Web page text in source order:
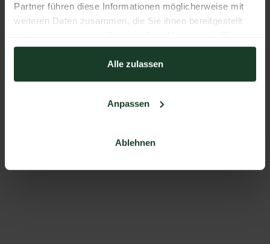
Partner führen diese Informationen möglicherweise mit
weiteren Daten zusammen, die Sie ihnen bereitgestellt
gesammelt haben.
Alle zulassen
Anpassen
Ablehnen